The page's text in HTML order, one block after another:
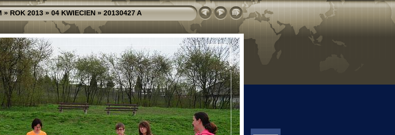
»ROK 2013»04 KWIECIEN»20130427 A